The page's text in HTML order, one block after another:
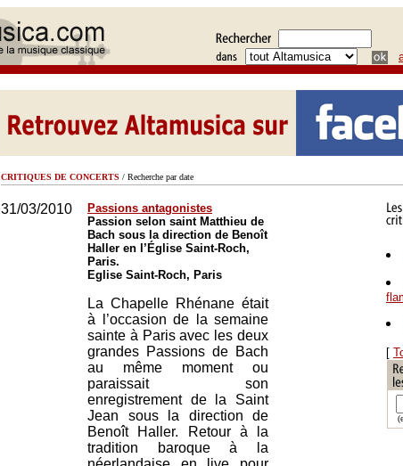
CRITIQUES DE CONCERTS / Recherche par date
31/03/2010
Passions antagonistes
Passion selon saint Matthieu de
Bach sous la direction de Benoît
Haller en l’Église Saint-Roch,
Paris.
Eglise Saint-Roch, Paris
La Chapelle Rhénane était
à l’occasion de la semaine
sainte à Paris avec les deux
grandes Passions de Bach
au même moment ou
paraissait son
enregistrement de la Saint
Jean sous la direction de
Benoît Haller. Retour à la
tradition baroque à la
[